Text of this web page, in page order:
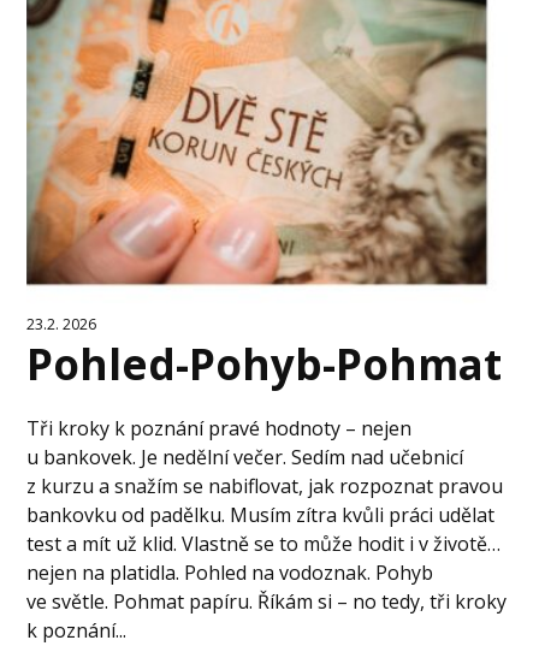
23.2. 2026
Pohled-Pohyb-Pohmat
Tři kroky k poznání pravé hodnoty – nejen
u bankovek. Je nedělní večer. Sedím nad učebnicí
z kurzu a snažím se nabiflovat, jak rozpoznat pravou
bankovku od padělku. Musím zítra kvůli práci udělat
test a mít už klid. Vlastně se to může hodit i v životě…
nejen na platidla. Pohled na vodoznak. Pohyb
ve světle. Pohmat papíru. Říkám si – no tedy, tři kroky
k poznání...